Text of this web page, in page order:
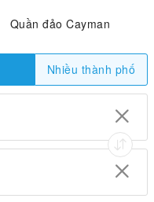
Quần đảo Cayman
Nhiều thành phố